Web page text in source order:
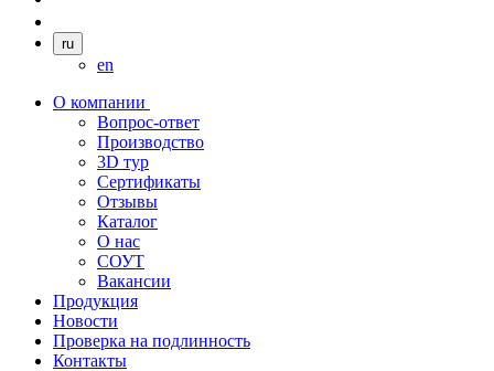
ru
en
О компании
Вопрос-ответ
Производство
3D тур
Сертификаты
Отзывы
Каталог
О нас
СОУТ
Вакансии
Продукция
Новости
Проверка на подлинность
Контакты